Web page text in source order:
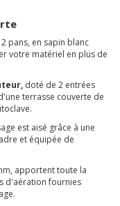
pans, en sapin blanc
votre matériel en plus de
doté de 2 entrées
terrasse couverte de
est aisé grâce à une
et équipée de
apportent toute la
d'aération fournies